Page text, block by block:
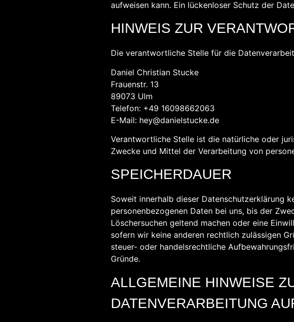
aufweisen kann. Ein lückenloser Schutz der
HINWEIS ZUR
Die verantwortliche Stelle für die
Daniel Christian Stucke
Frauenstr. 13
89073 Ulm
Telefon: +49 16098662063
E-Mail: hey@danielstucke.de
Verantwortliche Stelle ist die natürliche oder
Zwecke und Mittel der Verarbeitung von
SPEICHERDAUER
Soweit innerhalb dieser Datenschutzerklärung
personenbezogenen Daten bei uns, bis der
Löschersuchen geltend machen oder eine
sofern wir keine anderen rechtlich zulässigen
steuer- oder handelsrechtliche
Gründe.
ALLGEMEINE HINWEISE
DATENVERARBEITUNG